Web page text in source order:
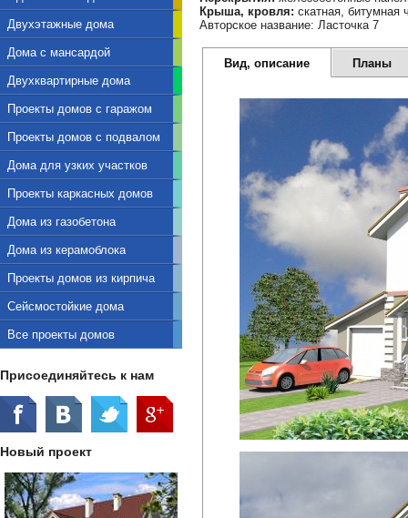
Двухэтажные дома
Дома с мансардой
Двухквартирные дома
Проекты домов с гаражом
Проекты домов с подвалом
Дома для узких участков
Проекты каркасных домов
Дома из газобетона
Дома из керамоблока
Проекты домов из кирпича
Сейсмостойкие дома
Все проекты домов
Присоединяйтесь к нам
Новый проект
Крыша, кровля: скатная, битумная
Авторское название: Ласточка 7
Вид, описание Планы